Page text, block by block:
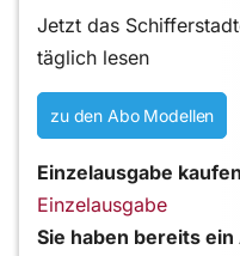
Jetzt das
täglich lesen
zu den Abo Modellen
Einzelausgabe
Einzelausgabe
Sie haben bereits ein